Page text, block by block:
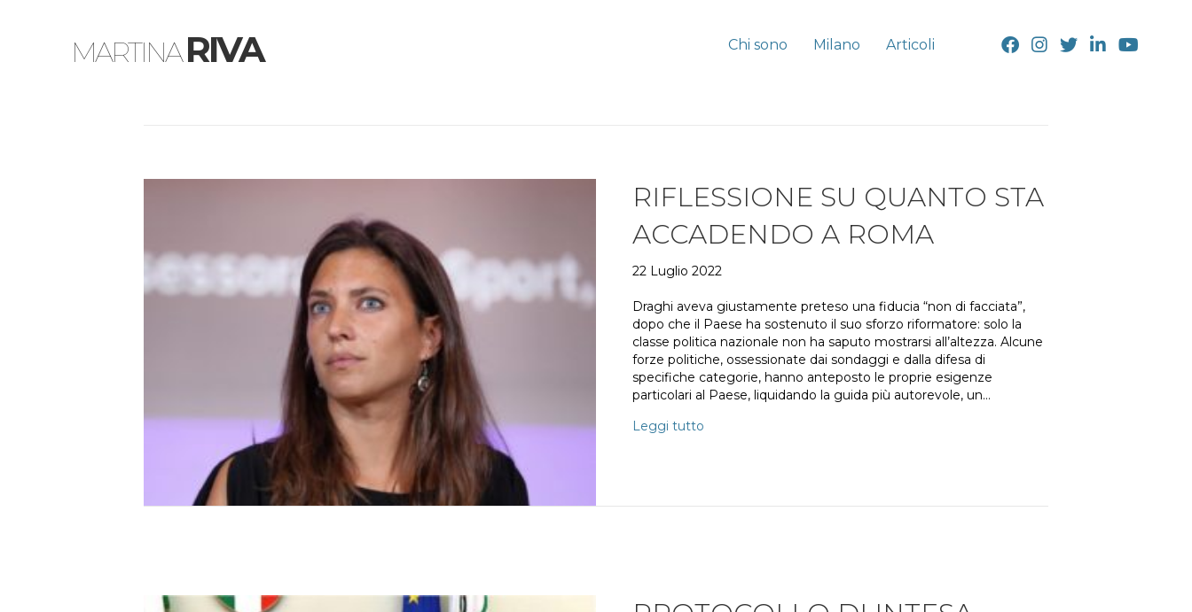
MARTINARIVA Chi sono Milano Articoli
RIFLESSIONE SU QUANTO STA
ACCADENDO A ROMA
22 Luglio 2022
Draghi aveva giustamente preteso una fiducia “non di facciata”,
dopo che il Paese ha sostenuto il suo sforzo riformatore: solo la
classe politica nazionale non ha saputo mostrarsi all’altezza. Alcune
forze politiche, ossessionate dai sondaggi e dalla difesa di
specifiche categorie, hanno anteposto le proprie esigenze
particolari al Paese, liquidando la guida più autorevole, un…
Leggi tutto